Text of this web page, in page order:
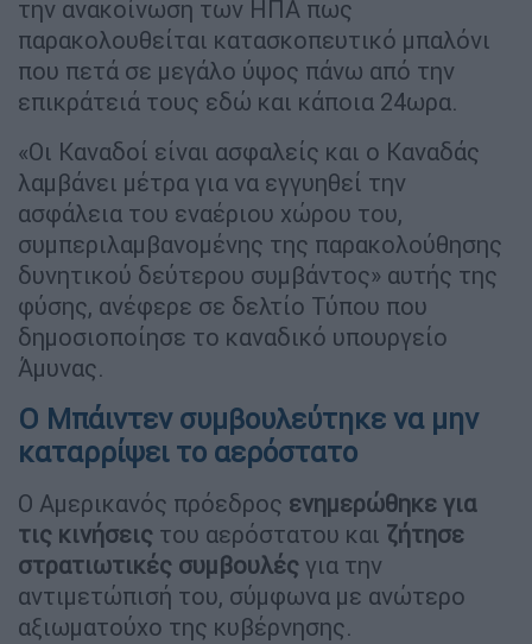
την ανακοίνωση των ΗΠΑ πως
παρακολουθείται κατασκοπευτικό μπαλόνι
που πετά σε μεγάλο ύψος πάνω από την
επικράτειά τους εδώ και κάποια 24ωρα.
«Οι Καναδοί είναι ασφαλείς και ο Καναδάς
λαμβάνει μέτρα για να εγγυηθεί την
ασφάλεια του εναέριου χώρου του,
συμπεριλαμβανομένης της παρακολούθησης
δυνητικού δεύτερου συμβάντος» αυτής της
φύσης, ανέφερε σε δελτίο Τύπου που
δημοσιοποίησε το καναδικό υπουργείο
Άμυνας.
Ο Μπάιντεν συμβουλεύτηκε να μην
καταρρίψει το αερόστατο
Ο Αμερικανός πρόεδρος ενημερώθηκε για
τις κινήσεις του αερόστατου και ζήτησε
στρατιωτικές συμβουλές για την
αντιμετώπισή του, σύμφωνα με ανώτερο
αξιωματούχο της κυβέρνησης.